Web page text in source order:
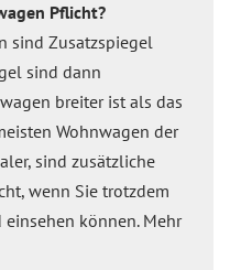
Pflicht?
sind Zusatzspiegel
sind dann
breiter ist als das
Wohnwagen der
sind zusätzliche
wenn Sie trotzdem
können. Mehr